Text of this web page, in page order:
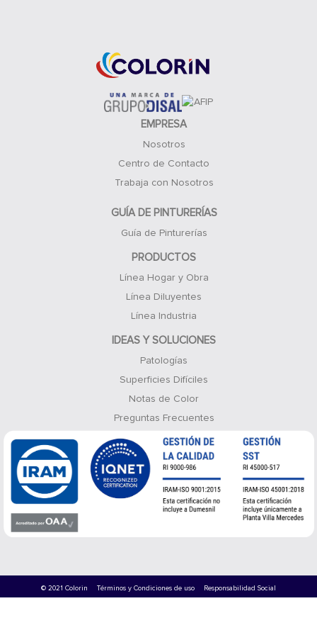
EMPRESA
Nosotros
Centro de Contacto
Trabaja con Nosotros
GUÍA DE PINTURERÍAS
Guía de Pinturerías
PRODUCTOS
Línea Hogar y Obra
Línea Diluyentes
Línea Industria
IDEAS Y SOLUCIONES
Patologías
Superficies Difíciles
Notas de Color
Preguntas Frecuentes
© 2021 Colorin Términos y Condiciones de uso Responsabilidad Social